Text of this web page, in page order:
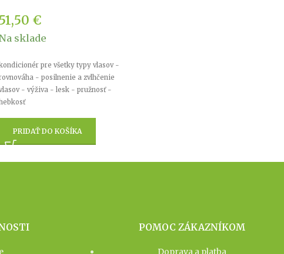
51,50 €
sklade
pre všetky typy vlasov -
- posilnenie a zvlhčenie
- výživa - lesk - pružnosť -
PRIDAŤ DO KOŠÍKA
POMOC ZÁKAZNÍKOM
Doprava a platba